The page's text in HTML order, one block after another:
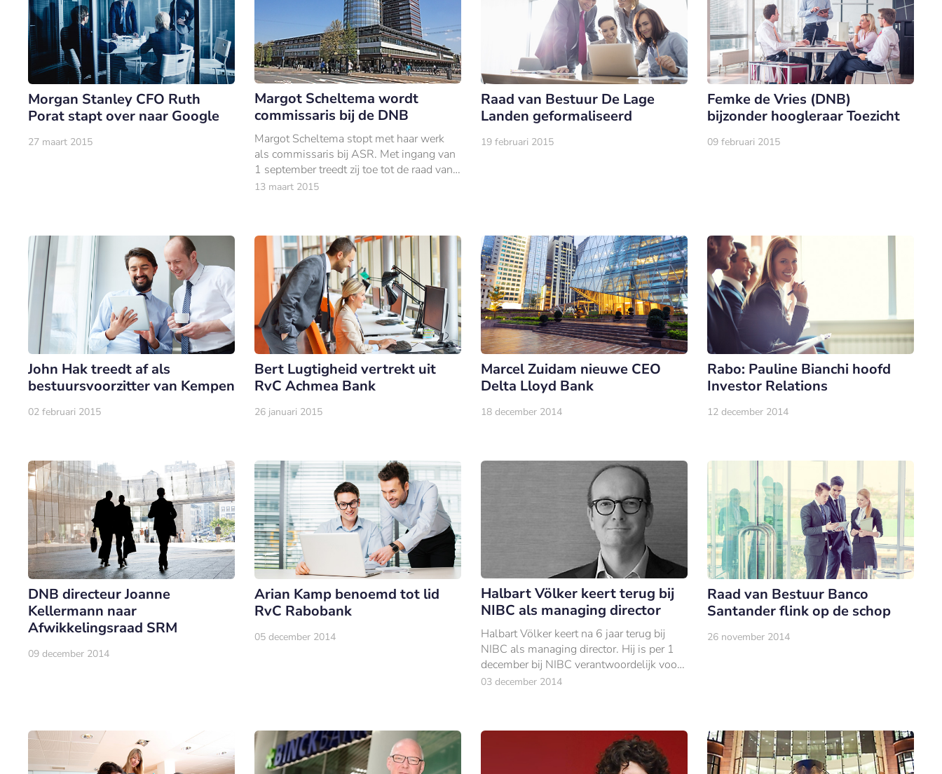
Morgan Stanley CFO Ruth
Porat stapt over naar Google
27 maart 2015
Margot Scheltema wordt
commissaris bij de DNB
Margot Scheltema stopt met haar werk
als commissaris bij ASR. Met ingang van
1 september treedt zij toe tot de raad van
commissarissen van De Nederlandsche
13 maart 2015
Raad van Bestuur De Lage
Landen geformaliseerd
19 februari 2015
Femke de Vries (DNB)
bijzonder hoogleraar Toezicht
09 februari 2015
John Hak treedt af als
bestuursvoorzitter van Kempen
02 februari 2015
Bert Lugtigheid vertrekt uit
RvC Achmea Bank
26 januari 2015
Marcel Zuidam nieuwe CEO
Delta Lloyd Bank
18 december 2014
Rabo: Pauline Bianchi hoofd
Investor Relations
12 december 2014
DNB directeur Joanne
Kellermann naar
Afwikkelingsraad SRM
09 december 2014
Arian Kamp benoemd tot lid
RvC Rabobank
05 december 2014
Halbart Völker keert terug bij
NIBC als managing director
Halbart Völker keert na 6 jaar terug bij
NIBC als managing director. Hij is per 1
december bij NIBC verantwoordelijk voor
het Industries & Manufacturing (I&M)
03 december 2014
Raad van Bestuur Banco
Santander flink op de schop
26 november 2014